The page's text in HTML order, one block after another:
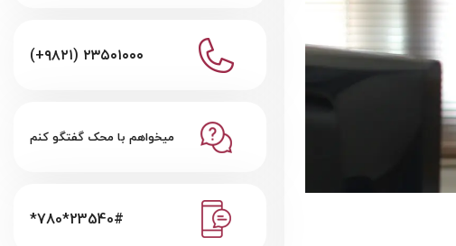
(+۹۸۲۱) ۲۳۵۰۱۰۰۰
میخواهم با محک گفتگو کنم
*780*23540#